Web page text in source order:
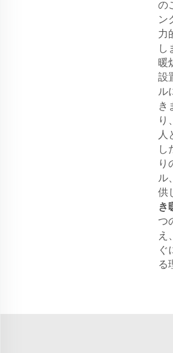
の
ン
力
し
暖
設
ル
き
り
人
し
り
ル
供
き
つ
え
ぐ
る